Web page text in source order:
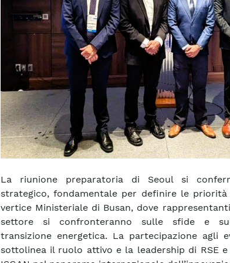
La riunione preparatoria di Seoul si
strategico, fondamentale per definire le
vertice Ministeriale di Busan, dove
settore si confronteranno sulle sfide e
transizione energetica. La partecipazione agli
sottolinea il ruolo attivo e la leadership di RSE e